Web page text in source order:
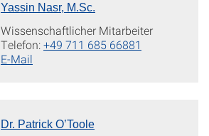
Yassin Nasr, M.Sc.
Wissenschaftlicher Mitarbeiter
Telefon:+49 711 685 66881
E-Mail
Dr. Patrick O’Toole